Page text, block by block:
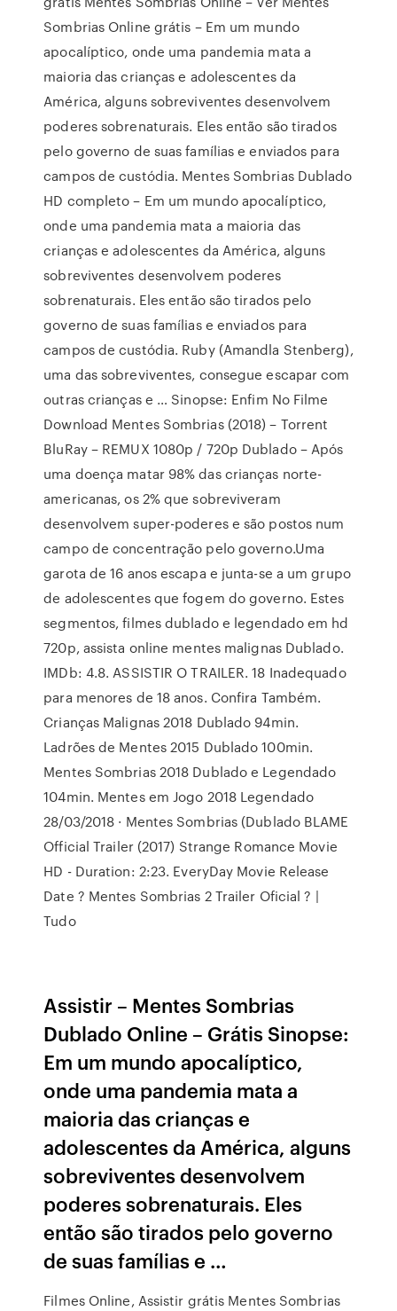
Sombrias Online grátis – Em um mundo
apocalíptico, onde uma pandemia mata a
maioria das crianças e adolescentes da
América, alguns sobreviventes desenvolvem
poderes sobrenaturais. Eles então são tirados
pelo governo de suas famílias e enviados para
campos de custódia. Mentes Sombrias Dublado
HD completo – Em um mundo apocalíptico,
onde uma pandemia mata a maioria das
crianças e adolescentes da América, alguns
sobreviventes desenvolvem poderes
sobrenaturais. Eles então são tirados pelo
governo de suas famílias e enviados para
campos de custódia. Ruby (Amandla Stenberg),
uma das sobreviventes, consegue escapar com
outras crianças e … Sinopse: Enfim No Filme
Download Mentes Sombrias (2018) – Torrent
BluRay – REMUX 1080p / 720p Dublado – Após
uma doença matar 98% das crianças norte-
americanas, os 2% que sobreviveram
desenvolvem super-poderes e são postos num
campo de concentração pelo governo.Uma
garota de 16 anos escapa e junta-se a um grupo
de adolescentes que fogem do governo. Estes
segmentos, filmes dublado e legendado em hd
720p, assista online mentes malignas Dublado.
IMDb: 4.8. ASSISTIR O TRAILER. 18 Inadequado
para menores de 18 anos. Confira Também.
Crianças Malignas 2018 Dublado 94min.
Ladrões de Mentes 2015 Dublado 100min.
Mentes Sombrias 2018 Dublado e Legendado
104min. Mentes em Jogo 2018 Legendado
28/03/2018 · Mentes Sombrias (Dublado BLAME
Official Trailer (2017) Strange Romance Movie
HD - Duration: 2:23. EveryDay Movie Release
Date ? Mentes Sombrias 2 Trailer Oficial ? |
Tudo
Assistir – Mentes Sombrias
Dublado Online – Grátis Sinopse:
Em um mundo apocalíptico,
onde uma pandemia mata a
maioria das crianças e
adolescentes da América, alguns
sobreviventes desenvolvem
poderes sobrenaturais. Eles
então são tirados pelo governo
de suas famílias e …
Filmes Online, Assistir grátis Mentes Sombrias